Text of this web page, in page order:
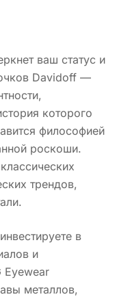
ваш статус и
Davidoff —
которого
философией
роскоши.
трендов,
в
и
Eyewear
металлов,